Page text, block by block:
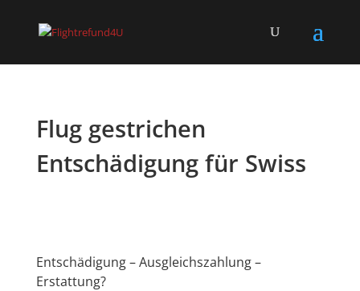
Flug gestrichen
Entschädigung für Swiss
Entschädigung – Ausgleichszahlung –
Erstattung?